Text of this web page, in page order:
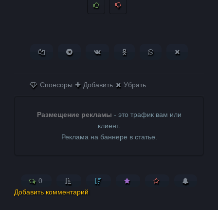
Копировать ссылкуПоделиться в Telegram
Поделиться ВКонтактеПоделиться в
Поделиться в
Спонсоры Добавить Убрать
Размещение рекламы - это трафик вам или
клиент.
Реклама на баннере в статье.
0
Добавить комментарий